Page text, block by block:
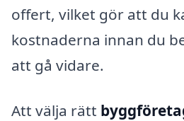
offert, vilket gör att du
kostnaderna innan du
att gå vidare.
Att välja rätt